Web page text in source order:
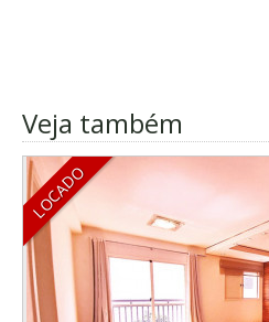
Veja também
LOCADO